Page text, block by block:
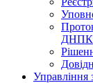
ДНПК
Управління